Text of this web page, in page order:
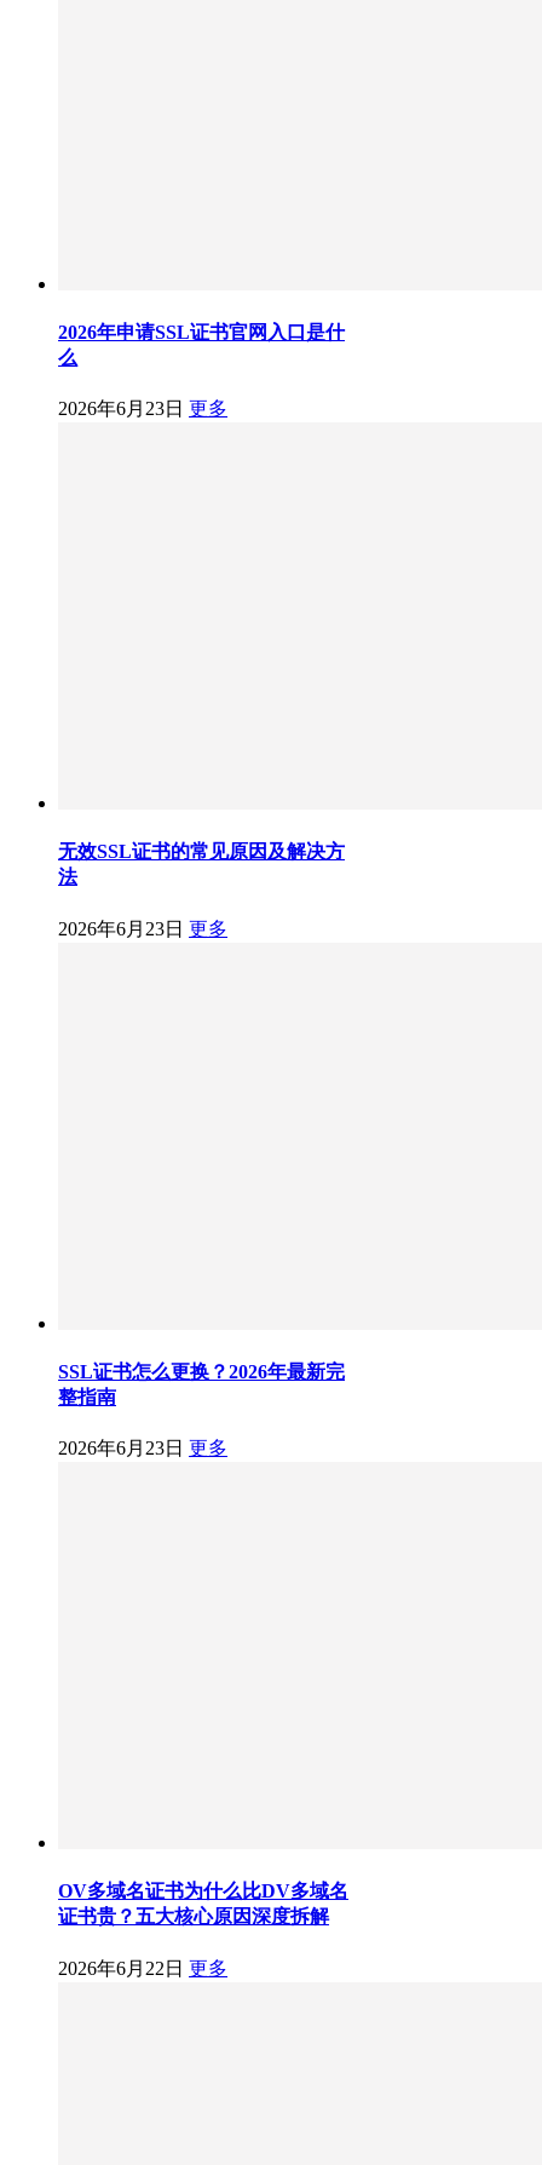
2026年申请SSL证书官网入口是什
么
2026年6月23日 更多
无效SSL证书的常见原因及解决方
法
2026年6月23日 更多
SSL证书怎么更换？2026年最新完
整指南
2026年6月23日 更多
OV多域名证书为什么比DV多域名
证书贵？五大核心原因深度拆解
2026年6月22日 更多